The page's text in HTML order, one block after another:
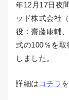
年12月17日夜
ッド株式会社
役：齋藤康輔
式の100％を取
しました。
詳細は コチラ